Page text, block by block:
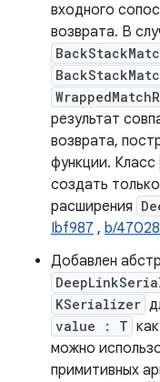
входного
возврата. В
результат
возврата,
функции. Класс
создать
расширения
Ibf987 , b/
Добавлен
KSerializer
value : T как
можно
примитивных